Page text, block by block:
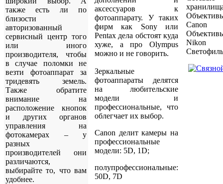
также есть ли по
близости
авторизованный
сервисный центр того
или иного
производителя, чтобы
в случае поломки не
везти фотоаппарат за
тридевять земель.
Также обратите
внимание на
расположение кнопок
и других органов
управления на
фотокамерах – у
разных
производителей они
различаются,
выбирайте то, что вам
удобнее.
аксессуаров к
фотоаппарату. У таких
фирм как Sony или
Pentax дела обстоят куда
хуже, а про Olympus
можно и не говорить.
Зеркальные
фотоаппараты делятся
на любительские
модели и
профессиональные, что
облегчает их выбор.
Canon делит камеры на
профессиональные
модели: 5D, 1D;
полупрофессиональные:
50D, 7D
Canon
Nikon